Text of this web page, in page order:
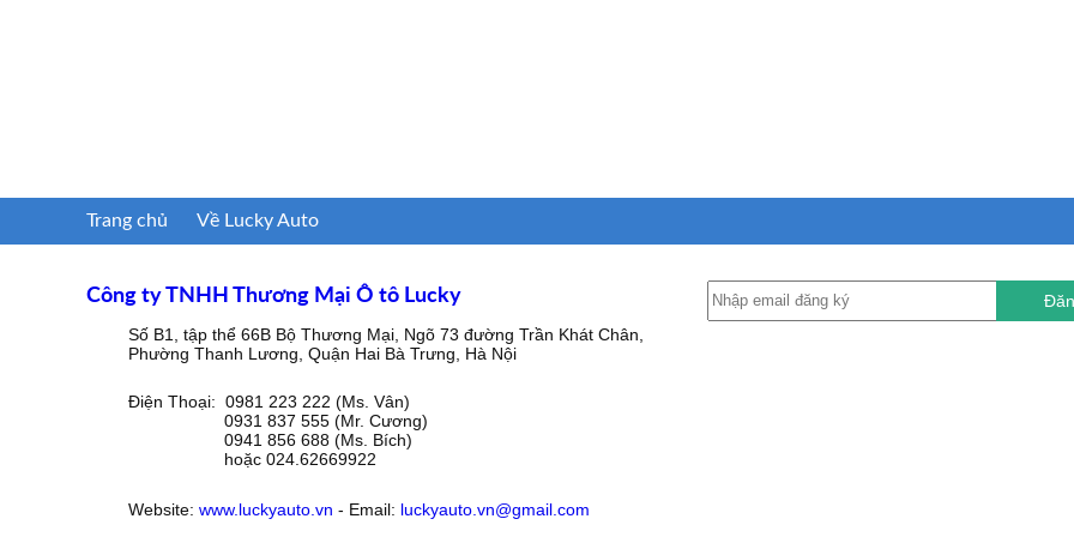
Trang chủ Về Lucky Auto
Công ty TNHH Thương Mại Ô tô Lucky
Số B1, tập thể 66B Bộ Thương Mại, Ngõ 73 đường Trần Khát Chân,
Phường Thanh Lương, Quận Hai Bà Trưng, Hà Nội
Điện Thoại: 0981 223 222 (Ms. Vân)
0931 837 555 (Mr. Cương)
0941 856 688 (Ms. Bích)
hoặc 024.62669922
Website: www.luckyauto.vn - Email: luckyauto.vn@gmail.com